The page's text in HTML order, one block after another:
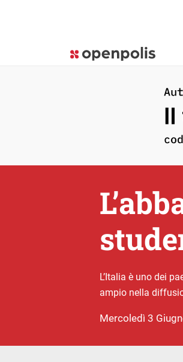
L’Italia è uno dei
ampio nella
mercoledì 3